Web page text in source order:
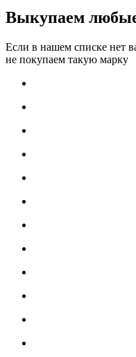
Выкупаем
Если в нашем списке нет
не покупаем такую марку